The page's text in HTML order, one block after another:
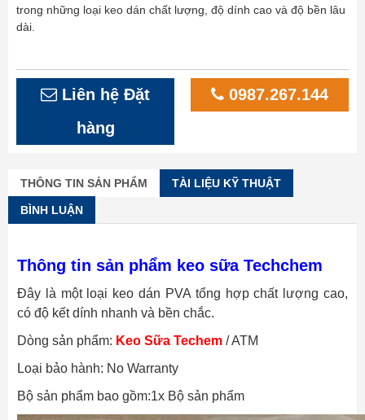
trong những loại keo dán chất lượng, độ dính cao và độ bền lâu
dài.
Liên hệ Đặt
hàng
0987.267.144
THÔNG TIN SẢN PHẨM TÀI LIỆU KỸ THUẬT
BÌNH LUẬN
Thông tin sản phẩm keo sữa Techchem
Đây là một loại keo dán PVA tổng hợp chất lượng cao,
có độ kết dính nhanh và bền chắc.
Dòng sản phẩm: Keo Sữa Techem / ATM
Loại bảo hành: No Warranty
Bộ sản phẩm bao gồm:1x Bộ sản phẩm